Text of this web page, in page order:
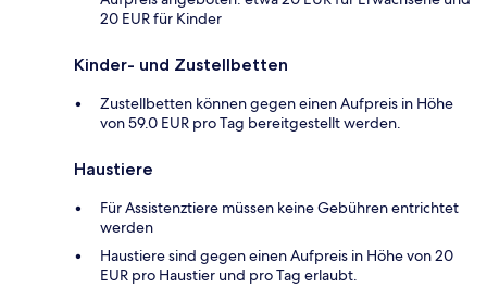
20 EUR für Kinder
Kinder- und Zustellbetten
Zustellbetten können gegen einen Aufpreis in Höhe
von 59.0 EUR pro Tag bereitgestellt werden.
Haustiere
Für Assistenztiere müssen keine Gebühren entrichtet
werden
Haustiere sind gegen einen Aufpreis in Höhe von 20
EUR pro Haustier und pro Tag erlaubt.